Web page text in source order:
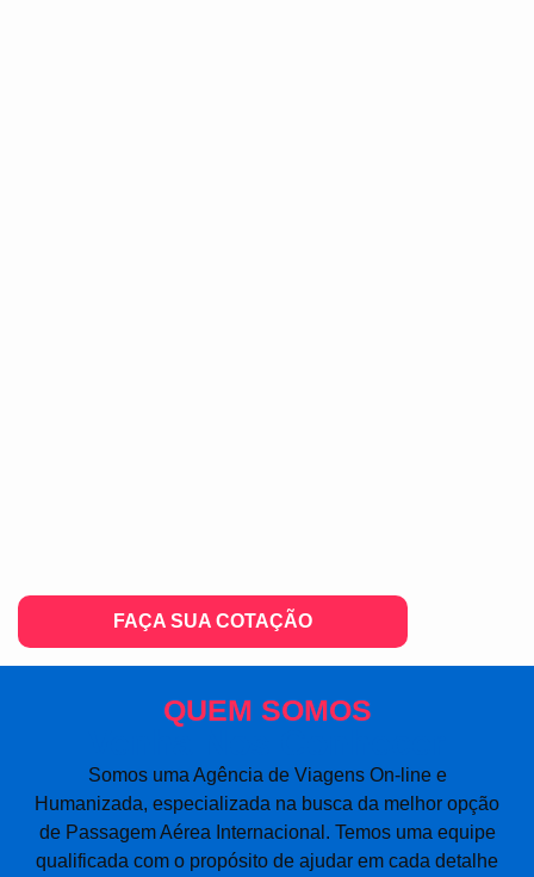
FAÇA SUA COTAÇÃO
QUEM SOMOS
Somos uma Agência de Viagens On-line e
Humanizada, especializada na busca da melhor opção
de Passagem Aérea Internacional. Temos uma equipe
qualificada com o propósito de ajudar em cada detalhe